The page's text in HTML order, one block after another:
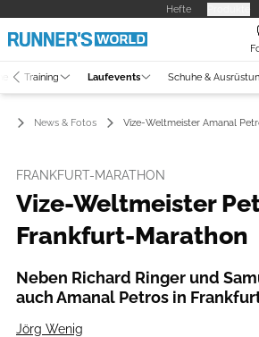
Hefte
Training Laufevents Schuhe &
News & Fotos Vize-Weltmeister Amanal
FRANKFURT-MARATHON
Vize-Weltmeister
Frankfurt-Marathon
Neben Richard Ringer und
auch Amanal Petros in
Jörg Wenig